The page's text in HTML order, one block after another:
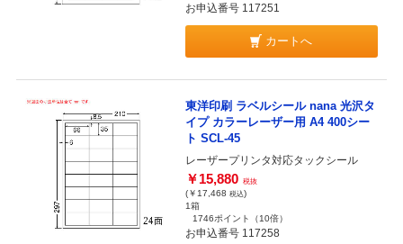
お申込番号 117251
カートへ
東洋印刷 ラベルシール nana 光沢タ
イプ カラーレーザー用 A4 400シー
ト SCL-45
レーザープリンタ対応タックシール
￥15,880 税抜
(￥17,468 税込)
1箱
1746ポイント
（10倍）
お申込番号 117258